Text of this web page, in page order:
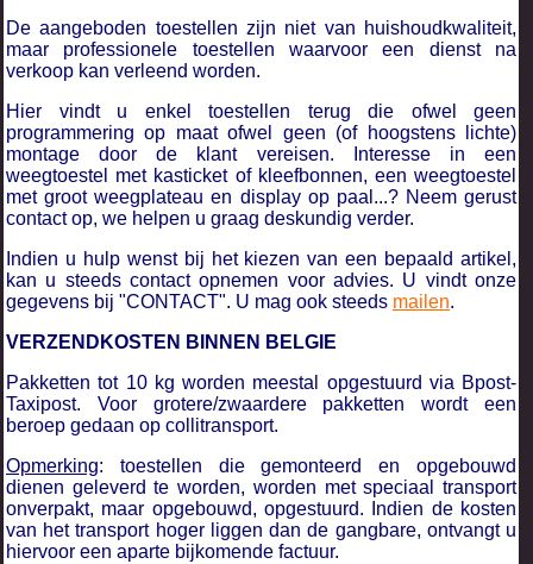
De aangeboden toestellen zijn niet van huishoudkwaliteit,
maar professionele toestellen waarvoor een dienst na
verkoop kan verleend worden.
Hier vindt u enkel toestellen terug die ofwel geen
programmering op maat ofwel geen (of hoogstens lichte)
montage door de klant vereisen. Interesse in een
weegtoestel met kasticket of kleefbonnen, een weegtoestel
met groot weegplateau en display op paal...? Neem gerust
contact op, we helpen u graag deskundig verder.
Indien u hulp wenst bij het kiezen van een bepaald artikel,
kan u steeds contact opnemen voor advies. U vindt onze
gegevens bij "CONTACT". U mag ook steeds mailen.
VERZENDKOSTEN BINNEN BELGIE
Pakketten tot 10 kg worden meestal opgestuurd via Bpost-
Taxipost. Voor grotere/zwaardere pakketten wordt een
beroep gedaan op collitransport.
Opmerking: toestellen die gemonteerd en opgebouwd
dienen geleverd te worden, worden met speciaal transport
onverpakt, maar opgebouwd, opgestuurd. Indien de kosten
van het transport hoger liggen dan de gangbare, ontvangt u
hiervoor een aparte bijkomende factuur.